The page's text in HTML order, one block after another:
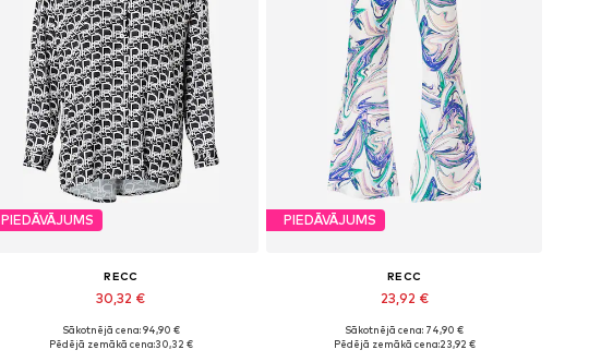
PIEDĀVĀJUMS
RECC
30,32 €
Pieejamie izmēri: XS, S
Sākotnējā cena: 94,90 €
Pēdējā zemākā cena:30,32 €
PIEDĀVĀJUMS
RECC
23,92 €
Pieejamie izmēri: 34, 36
Sākotnējā cena: 74,90 €
Pēdējā zemākā cena:23,92 €